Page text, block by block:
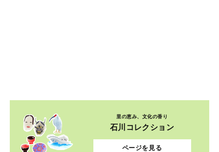
里の恵み、文化の香り
石川コレクション
ページを見る